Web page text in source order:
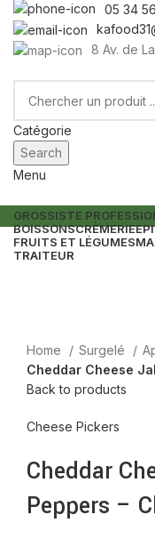
05 34
8 Av. de
Catégorie
Search
Menu
GROSSISTE
BOISSONSCRÈMERIE
FRUITS ET LÉGUMES
TRAITEUR
Home Surgelé
Cheddar Cheese
Back to products
Cheese Pickers
Cheddar
Peppers –